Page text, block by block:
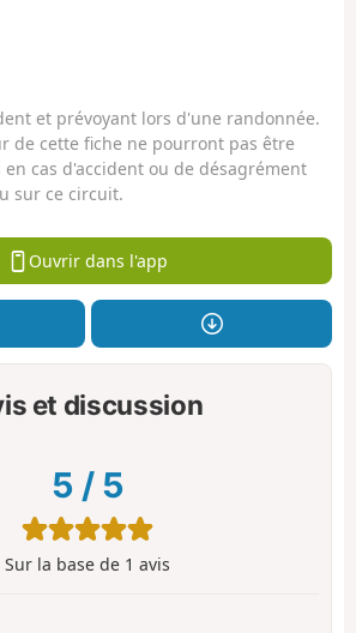
et prévoyant lors d'une randonnée.
de cette fiche ne pourront pas être
cas d'accident ou de désagrément
sur ce circuit.
Ouvrir dans l'app
et discussion
5 / 5
Sur la base de 1 avis